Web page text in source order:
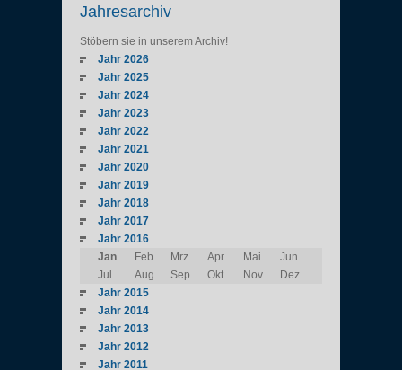
Jahresarchiv
Stöbern sie in unserem Archiv!
Jahr 2026
Jahr 2025
Jahr 2024
Jahr 2023
Jahr 2022
Jahr 2021
Jahr 2020
Jahr 2019
Jahr 2018
Jahr 2017
Jahr 2016
Jan
Feb Mrz Apr Mai
Jun
Jul
Aug Sep Okt Nov
Dez
Jahr 2015
Jahr 2014
Jahr 2013
Jahr 2012
Jahr 2011